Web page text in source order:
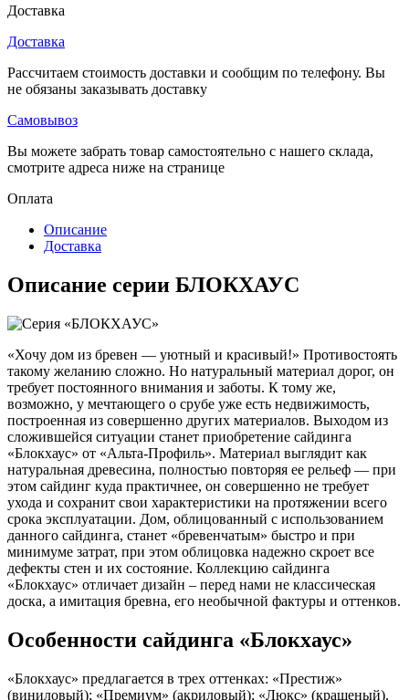
Доставка
Доставка
Рассчитаем стоимость доставки и сообщим по телефону. Вы
не обязаны заказывать доставку
Самовывоз
Вы можете забрать товар самостоятельно с нашего склада,
смотрите адреса ниже на странице
Оплата
Описание
Доставка
Описание серии БЛОКХАУС
«Хочу дом из бревен — уютный и красивый!» Противостоять
такому желанию сложно. Но натуральный материал дорог, он
требует постоянного внимания и заботы. К тому же,
возможно, у мечтающего о срубе уже есть недвижимость,
построенная из совершенно других материалов. Выходом из
сложившейся ситуации станет приобретение сайдинга
«Блокхаус» от «Альта-Профиль». Материал выглядит как
натуральная древесина, полностью повторяя ее рельеф — при
этом сайдинг куда практичнее, он совершенно не требует
ухода и сохранит свои характеристики на протяжении всего
срока эксплуатации. Дом, облицованный с использованием
данного сайдинга, станет «бревенчатым» быстро и при
минимуме затрат, при этом облицовка надежно скроет все
дефекты стен и их состояние. Коллекцию сайдинга
«Блокхаус» отличает дизайн – перед нами не классическая
доска, а имитация бревна, его необычной фактуры и оттенков.
Особенности сайдинга «Блокхаус»
«Блокхаус» предлагается в трех оттенках: «Престиж»
(виниловый); «Премиум» (акриловый); «Люкс» (крашеный).